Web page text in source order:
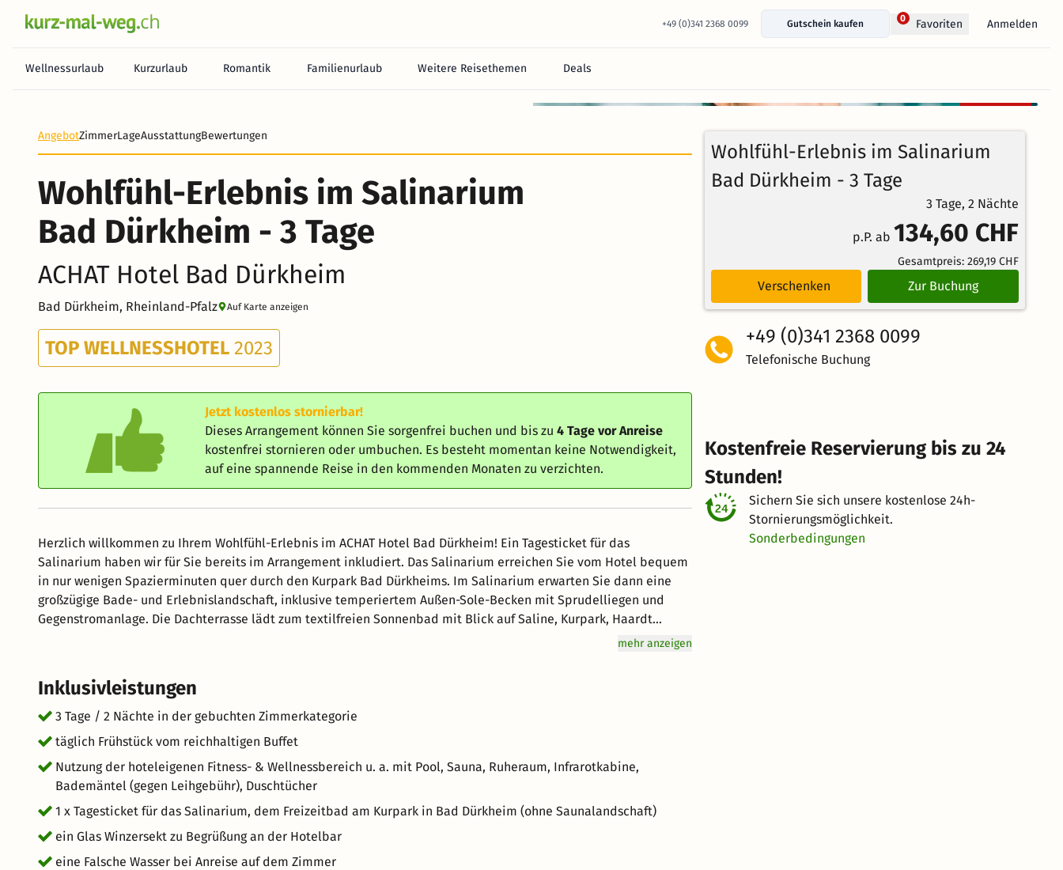
+49 (0)341 2368 0099 Gutschein kaufen
0 Favoriten Anmelden
Wellnessurlaub Kurzurlaub Romantik Familienurlaub Weitere Reisethemen Deals
93%
Weiterempfehlung
Bewertungen
4.2 /5
stornierbar
AngebotZimmerLageAusstattungBewertungen
Wohlfühl-Erlebnis im Salinarium
Bad Dürkheim - 3 Tage
ACHAT Hotel Bad Dürkheim
Bad Dürkheim, Rheinland-Pfalz Auf Karte anzeigen
TOP WELLNESSHOTEL 2023
Jetzt kostenlos stornierbar!
Dieses Arrangement können Sie sorgenfrei buchen und bis zu4 Tage vor Anreise
kostenfrei stornieren oder umbuchen. Es besteht momentan keine Notwendigkeit,
auf eine spannende Reise in den kommenden Monaten zu verzichten.
Herzlich willkommen zu Ihrem Wohlfühl-Erlebnis im ACHAT Hotel Bad Dürkheim! Ein Tagesticket für das
Salinarium haben wir für Sie bereits im Arrangement inkludiert. Das Salinarium erreichen Sie vom Hotel bequem
in nur wenigen Spazierminuten quer durch den Kurpark Bad Dürkheims. Im Salinarium erwarten Sie dann eine
großzügige Bade- und Erlebnislandschaft, inklusive temperiertem Außen-Sole-Becken mit Sprudelliegen und
Gegenstromanlage. Die Dachterrasse lädt zum textilfreien Sonnenbad mit Blick auf Saline, Kurpark, Haardt
mehr anzeigen
Inklusivleistungen
3 Tage / 2 Nächte in der gebuchten Zimmerkategorie
täglich Frühstück vom reichhaltigen Buffet
Nutzung der hoteleigenen Fitness- & Wellnessbereich u. a. mit Pool, Sauna, Ruheraum, Infrarotkabine,
Bademäntel (gegen Leihgebühr), Duschtücher
1 x Tagesticket für das Salinarium, dem Freizeitbad am Kurpark in Bad Dürkheim (ohne Saunalandschaft)
ein Glas Winzersekt zu Begrüßung an der Hotelbar
eine Falsche Wasser bei Anreise auf dem Zimmer
Wohlfühl-Erlebnis im Salinarium
Bad Dürkheim - 3 Tage
3 Tage, 2 Nächte
p.P. ab 134,60 CHF
Gesamtpreis: 269,19 CHF
Verschenken Zur Buchung
+49 (0)341 2368 0099
Telefonische Buchung
Kostenfreie Reservierung bis zu 24
Stunden!
Sichern Sie sich unsere kostenlose 24h-
Stornierungsmöglichkeit.
Sonderbedingungen